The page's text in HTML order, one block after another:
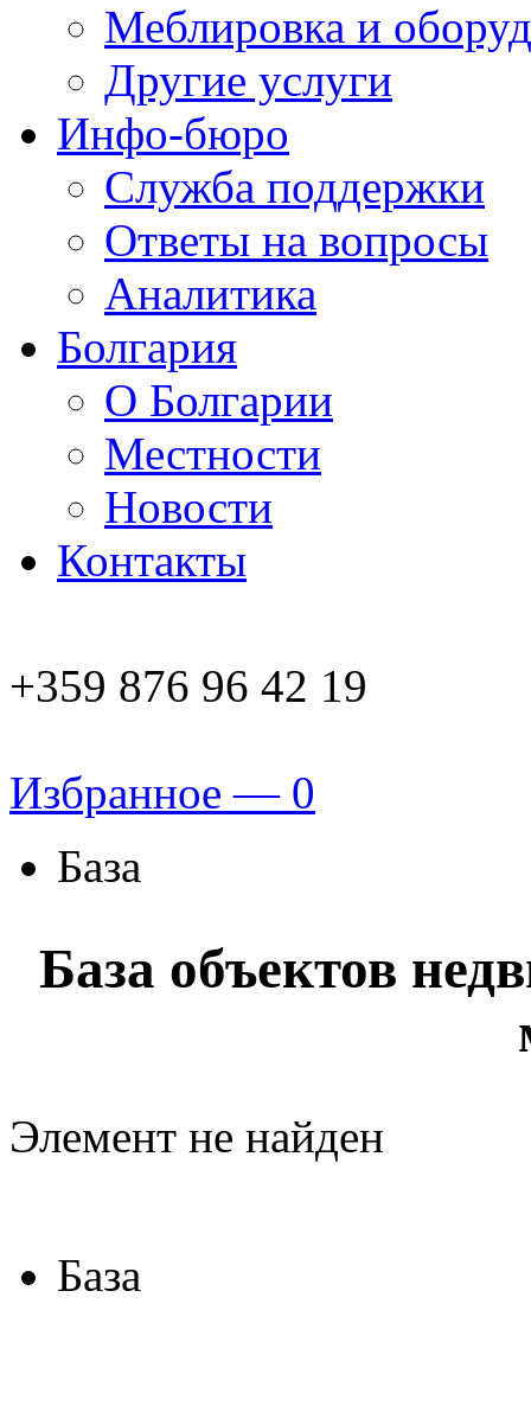
Меблировка и
Другие услуги
Инфо-бюро
Служба поддержки
Ответы на вопросы
Аналитика
Болгария
О Болгарии
Местности
Новости
Контакты
+359 876 96 42 19
Избранное — 0
База
База объектов
Элемент не найден
База